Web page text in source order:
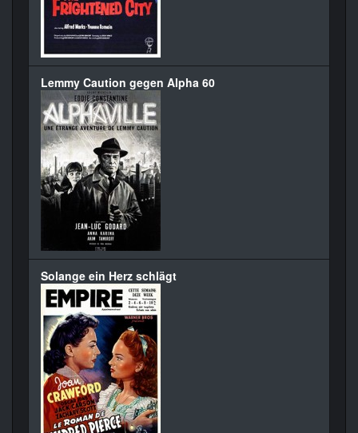
Lemmy Caution gegen Alpha 60
Solange ein Herz schlägt